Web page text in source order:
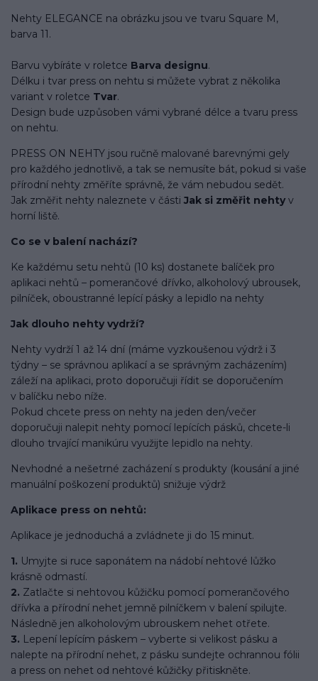
Nehty ELEGANCE na obrázku jsou ve tvaru Square M,
barva 11.
Barvu vybíráte v roletce Barva designu.
Délku i tvar press on nehtu si můžete vybrat z několika
variant v roletce Tvar.
Design bude uzpůsoben vámi vybrané délce a tvaru press
on nehtu.
PRESS ON NEHTY jsou ručně malované barevnými gely
pro každého jednotlivě, a tak se nemusíte bát, pokud si vaše
přírodní nehty změříte správně, že vám nebudou sedět.
Jak změřit nehty naleznete v části Jak si změřit nehty v
horní liště.
Co se v balení nachází?
Ke každému setu nehtů (10 ks) dostanete balíček pro
aplikaci nehtů – pomerančové dřívko, alkoholový ubrousek,
pilníček, oboustranné lepící pásky a lepidlo na nehty
Jak dlouho nehty vydrží?
Nehty vydrží 1 až 14 dní (máme vyzkoušenou výdrž i 3
týdny – se správnou aplikací a se správným zacházením)
záleží na aplikaci, proto doporučuji řídit se doporučením
v balíčku nebo níže.
Pokud chcete press on nehty na jeden den/večer
doporučuji nalepit nehty pomocí lepících pásků, chcete-li
dlouho trvající manikúru využijte lepidlo na nehty.
Nevhodné a nešetrné zacházení s produkty (kousání a jiné
manuální poškození produktů) snižuje výdrž
Aplikace press on nehtů:
Aplikace je jednoduchá a zvládnete ji do 15 minut.
1. Umyjte si ruce saponátem na nádobí nehtové lůžko
krásně odmastí.
2. Zatlačte si nehtovou kůžičku pomocí pomerančového
dřívka a přírodní nehet jemně pilníčkem v balení spilujte.
Následně jen alkoholovým ubrouskem nehet otřete.
3. Lepení lepícím páskem – vyberte si velikost pásku a
nalepte na přírodní nehet, z pásku sundejte ochrannou fólii
a press on nehet od nehtové kůžičky přitiskněte.